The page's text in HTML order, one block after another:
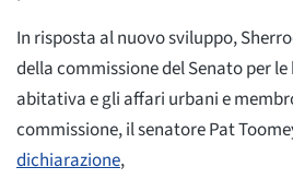
In risposta al nuovo sviluppo,
della commissione del Senato per
abitativa e gli affari urbani e
commissione, il senatore Pat
dichiarazione,